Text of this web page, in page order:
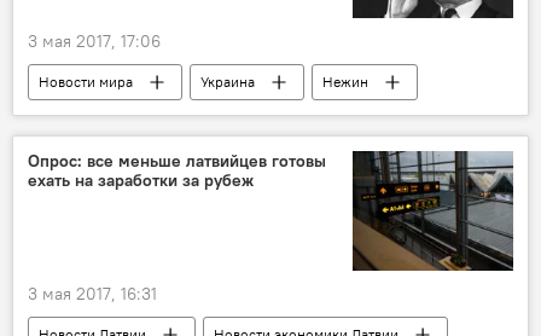
3 мая 2017, 17:06
Новости мира Украина
Нежин
Марк Бернес
Андрей Лозовой
памятник Марку Бернесу
Опрос: все меньше латвийцев готовы
ехать на заработки за рубеж
3 мая 2017, 16:31